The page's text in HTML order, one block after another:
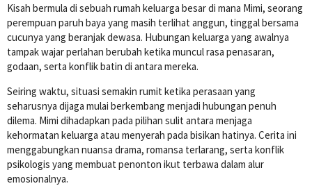
Kisah bermula di sebuah rumah keluarga besar di mana Mimi, seorang
perempuan paruh baya yang masih terlihat anggun, tinggal bersama
cucunya yang beranjak dewasa. Hubungan keluarga yang awalnya
tampak wajar perlahan berubah ketika muncul rasa penasaran,
godaan, serta konflik batin di antara mereka.
Seiring waktu, situasi semakin rumit ketika perasaan yang
seharusnya dijaga mulai berkembang menjadi hubungan penuh
dilema. Mimi dihadapkan pada pilihan sulit antara menjaga
kehormatan keluarga atau menyerah pada bisikan hatinya. Cerita ini
menggabungkan nuansa drama, romansa terlarang, serta konflik
psikologis yang membuat penonton ikut terbawa dalam alur
emosionalnya.